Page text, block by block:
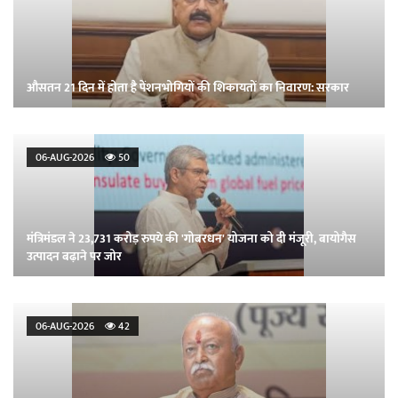
औसतन 21 दिन में होता है पेंशनभोगियों की शिकायतों का निवारण: सरकार
06-AUG-2026 50
मंत्रिमंडल ने 23,731 करोड़ रुपये की 'गोबरधन' योजना को दी मंजूरी, बायोगैस
उत्पादन बढ़ाने पर जोर
06-AUG-2026 42